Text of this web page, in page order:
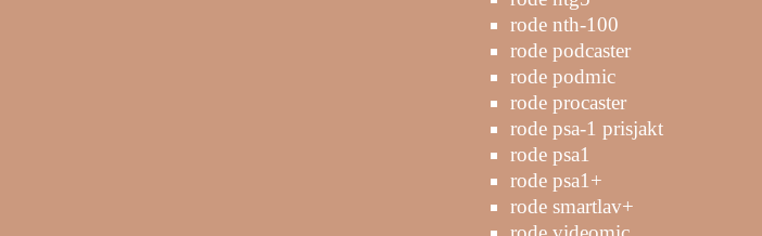
rode nth-100
rode podcaster
rode podmic
rode procaster
rode psa-1 prisjakt
rode psa1
rode psa1+
rode smartlav+